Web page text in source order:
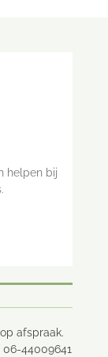
helpen bij
afspraak.
44009641